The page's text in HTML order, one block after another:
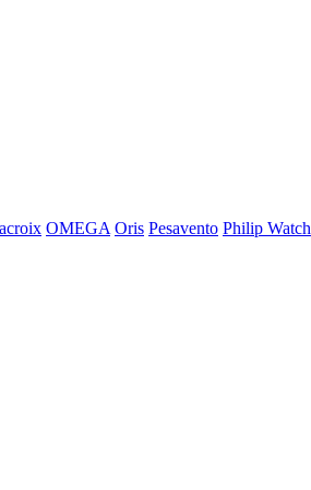
OMEGA Oris Pesavento Philip Watch